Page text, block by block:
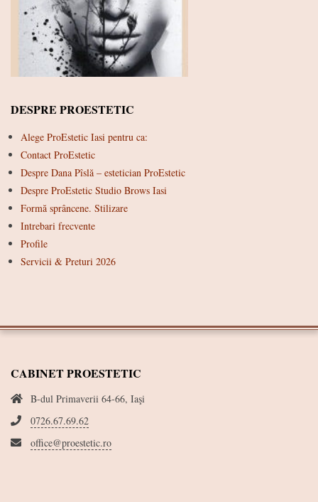
DESPRE PROESTETIC
Alege ProEstetic Iasi pentru ca:
Contact ProEstetic
Despre Dana Pîslă – estetician ProEstetic
Despre ProEstetic Studio Brows Iasi
Formă sprâncene. Stilizare
Intrebari frecvente
Profile
Servicii & Preturi 2026
CABINET PROESTETIC
B-dul Primaverii 64-66, Iaşi
0726.67.69.62
office@proestetic.ro